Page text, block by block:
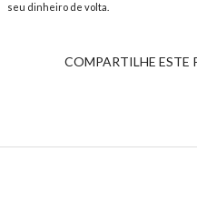
seu dinheiro de volta.
COMPARTILHE ESTE